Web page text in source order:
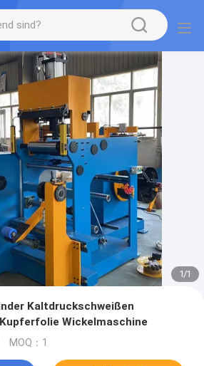
1/1
Kaltdruckschweißen
Wickelmaschine
MOQ：1